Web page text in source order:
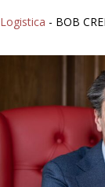
Logistica - BOB